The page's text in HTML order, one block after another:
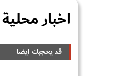
اخبار محلية
قد يعجبك ايضا